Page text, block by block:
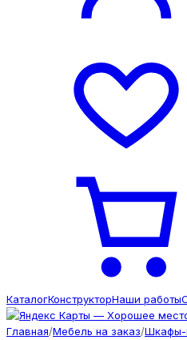
КаталогКонструкторНаши работы
Главная/Мебель на заказ/Шкафы-